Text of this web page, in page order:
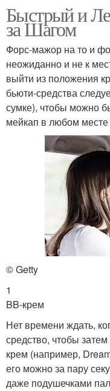
Быстрый и
за Шагом
Форс-мажор на то и
неожиданно и не к
выйти из положения
бьюти-средства
сумке), чтобы можно
мейкап в любом
© Getty
1
BB-крем
Нет времени ждать,
средство, чтобы
крем (например,
его можно за пару
даже подушечками